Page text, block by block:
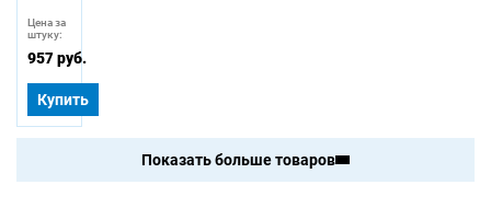
Цена за
штуку:
957 руб.
Купить
Показать больше товаров